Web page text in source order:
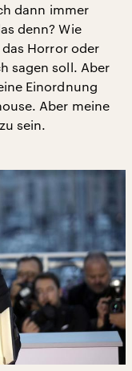
dann immer
denn? Wie
Horror oder
sagen soll. Aber
Einordnung
Aber meine
sein.